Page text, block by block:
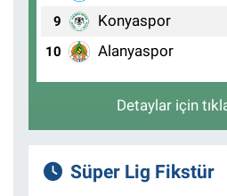
9 Konyaspor
10 Alanyaspor
Detaylar için
Süper Lig Fikstür